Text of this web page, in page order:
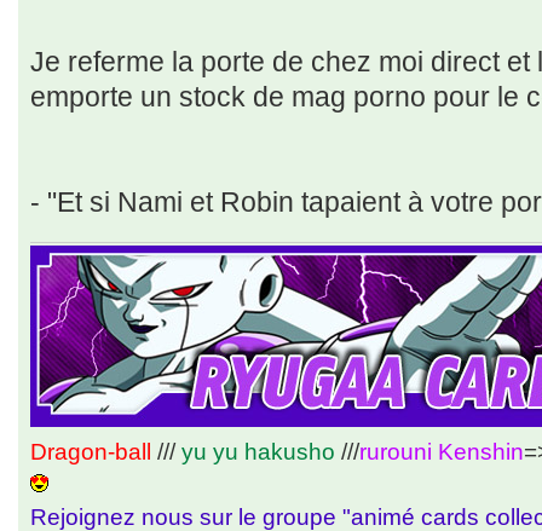
Je referme la porte de chez moi direct
emporte un stock de mag porno pour le
- "Et si Nami et Robin tapaient à votre
Dragon-ball ///yu yu hakusho ///rurouni Kenshin
Rejoignez nous sur le groupe "animé cards